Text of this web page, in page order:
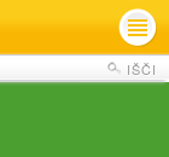
IŠČI